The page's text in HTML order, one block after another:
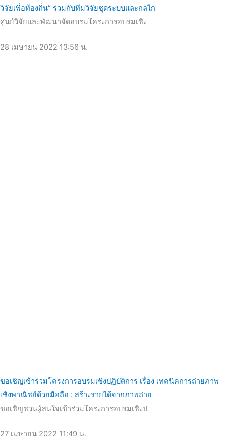
วิจัยเพื่อท้องถิ่น” ร่วมกับทีมวิจัยชุดระบบและกลไก
ศูนย์วิจัยและพัฒนาจัดอบรมโครงการอบรมเชิง
28 เมษายน 2022 13:56 น.
ขอเชิญเข้าร่วมโครงการอบรมเชิงปฏิบัติการ เรื่อง เทคนิคการถ่ายภาพ
เชิงพาณิชย์ด้วยมือถือ : สร้างรายได้จากภาพถ่าย
ขอเชิญชวนผู้สนใจเข้าร่วมโครงการอบรมเชิงป
27 เมษายน 2022 11:49 น.